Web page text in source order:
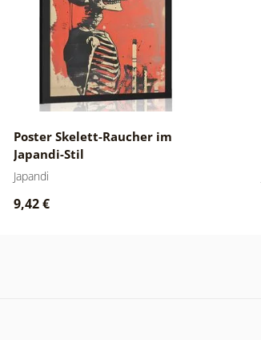
Poster Skelett-Raucher im
Japandi-Stil
Japandi
9,42 €